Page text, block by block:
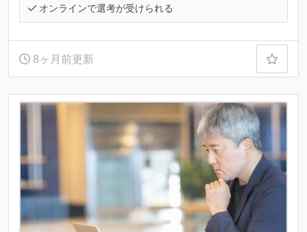
オンラインで選考が受けられる
8ヶ月前更新